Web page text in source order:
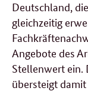
Deutschland,
gleichzeitig
Angebote des
Stellenwert ein.
übersteigt